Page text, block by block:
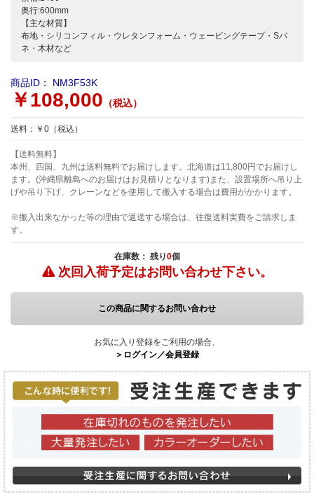
奥行:600mm
【主な材質】
布地・シリコンフィル・ウレタンフォーム・ウェービングテープ・Sバ
ネ・木材など
商品ID： NM3F53K
￥108,000 （税込）
送料：￥0（税込）
【送料無料】
本州、四国、九州は送料無料でお届けします。北海道は11,800円でお届けし
ます。(沖縄県離島へのお届けはお見積りとなります)また、設置場所へ吊り上
げや吊り下げ、クレーンなどを使用して搬入する場合は費用がかかります。
※搬入出来なかった等の理由で返送する場合は、往復送料実費をご請求しま
す。
在庫数： 残り0個
次回入荷予定はお問い合わせ下さい。
この商品に関するお問い合わせ
お気に入り登録をご利用の場合、
＞ログイン／会員登録